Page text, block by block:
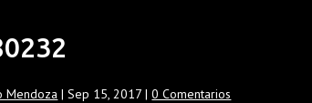
Mendoza |Sep 15, 2017 |0 Comentarios